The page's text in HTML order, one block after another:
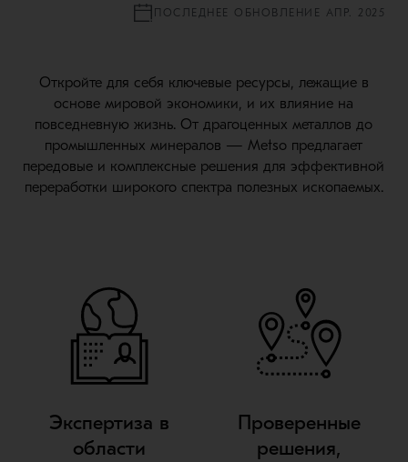
ПОСЛЕДНЕЕ ОБНОВЛЕНИЕ АПР. 2025
Откройте для себя ключевые ресурсы, лежащие в
основе мировой экономики, и их влияние на
повседневную жизнь. От драгоценных металлов до
промышленных минералов — Metso предлагает
передовые и комплексные решения для эффективной
переработки широкого спектра полезных ископаемых.
Экспертиза в
области
Проверенные
решения,